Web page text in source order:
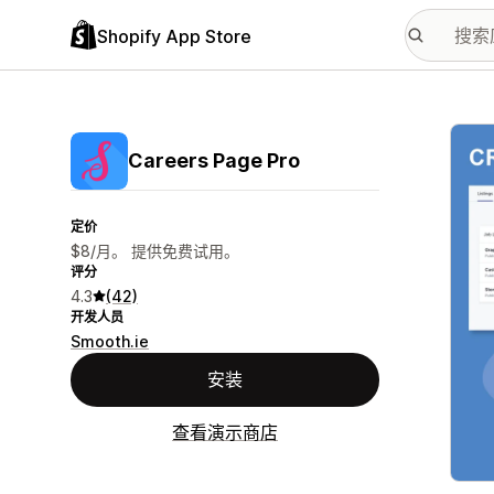
Shopify App Store
Careers Page Pro
定价
$8/月。 提供免费试用。
评分
4.3 (42)
开发人员
Smooth.ie
安装
查看演示商店
配图